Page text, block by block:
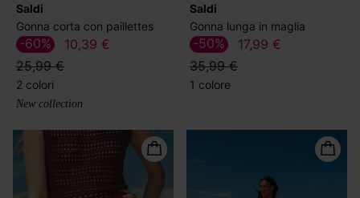
Saldi
Gonna corta con paillettes
10,39 €
25,99 €
-60%
2 colori
New collection
Saldi
Gonna lunga in maglia
17,99 €
35,99 €
-50%
1 colore